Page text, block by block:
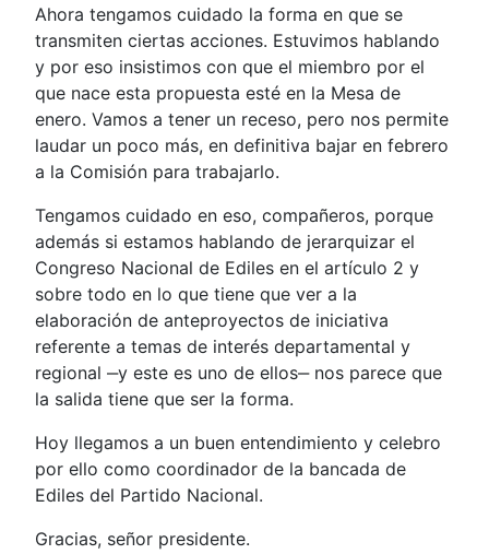
Ahora tengamos cuidado la forma en que se
transmiten ciertas acciones. Estuvimos hablando
y por eso insistimos con que el miembro por el
que nace esta propuesta esté en la Mesa de
enero. Vamos a tener un receso, pero nos permite
laudar un poco más, en definitiva bajar en febrero
a la Comisión para trabajarlo.
Tengamos cuidado en eso, compañeros, porque
además si estamos hablando de jerarquizar el
Congreso Nacional de Ediles en el artículo 2 y
sobre todo en lo que tiene que ver a la
elaboración de anteproyectos de iniciativa
referente a temas de interés departamental y
regional ‒y este es uno de ellos‒ nos parece que
la salida tiene que ser la forma.
Hoy llegamos a un buen entendimiento y celebro
por ello como coordinador de la bancada de
Ediles del Partido Nacional.
Gracias, señor presidente.